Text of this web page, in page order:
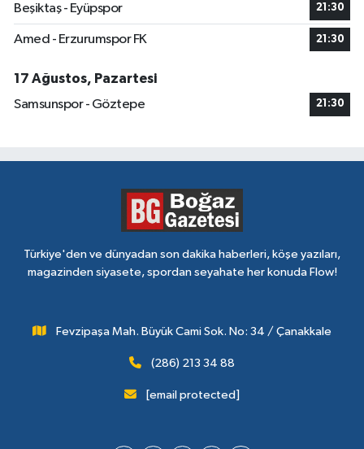
Beşiktaş - Eyüpspor 21:30
Amed - Erzurumspor FK 21:30
17 Ağustos, Pazartesi
Samsunspor - Göztepe
21:30
Türkiye'den ve dünyadan son dakika haberleri, köşe yazıları,
magazinden siyasete, spordan seyahate her konuda Flow!
Fevzipaşa Mah. Büyük Cami Sok. No: 34 / Çanakkale
(286) 213 34 88
[email protected]